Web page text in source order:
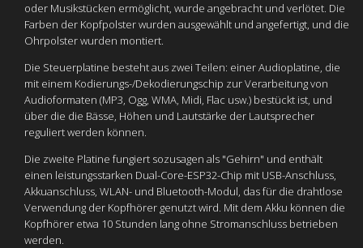
oder Musikstücken ermöglicht, wurde angebracht und verlötet. Die
Farben der Kopfpolster wurden ausgewählt und angefertigt, und die
Ohrpolster wurden montiert.
Die Steuerplatine besteht aus zwei Teilen: einer Audioplatine, die
mit einem Kodierungs-/Dekodierungschip zur Verarbeitung von
Audioformaten (MP3, Ogg, WMA, Midi, Flac usw.) bestückt ist, und
über die die Bässe, Höhen und Lautstärke der Lautsprecher
reguliert werden können.
Die zweite Platine fungiert sozusagen als "Gehirn" und enthält
einen leistungsstarken Dual-Core-ESP32-Chip mit USB-Anschluss,
Akkuanschluss, WLAN- und Bluetooth-Modul, das für die drahtlose
Verwendung der Kopfhörer genutzt wird. Mit dem Akku können die
Kopfhörer etwa 10 Stunden lang ohne Stromanschluss betrieben
werden.